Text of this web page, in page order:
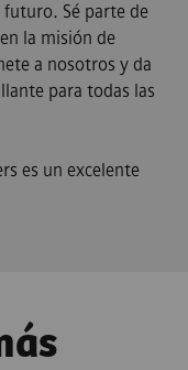
futuro. Sé parte de
la misión de
a nosotros y da
para todas las
es un excelente